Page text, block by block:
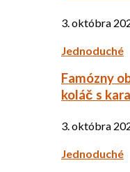
3. októbra
Jednoduché
Famózny
koláč s
3. októbra
Jednoduché